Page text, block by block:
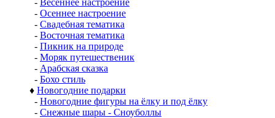
- Весеннее настроение
- Осеннее настроение
- Свадебная тематика
- Восточная тематика
- Пикник на природе
- Моряк путешественик
- Арабская сказка
- Бохо стиль
♦ Новогодние подарки
- Новогодние фигуры на ёлку и под ёлку
- Снежные шары - Сноуболлы